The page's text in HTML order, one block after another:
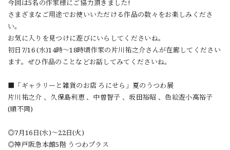
今回は5名の作家様にご協力頂きました!
さまざまなご用途でお使いいただける作品の数々をお楽しみくださ
い。
お気に入りを見つけに遊びにいらしてくださいね。
初日7/16 (水)14時〜18時頃作家の片川祐之介さんが在廊してください
ます。ぜひ作品のことなどお話してみてくださいね。
■「ギャラリーと雑貨のお店 ろにせら」夏のうつわ展
片川祐之介 、久保島利恵 、中曽智子 、坂田裕昭 、色絵遊小高裕子
(順不同)
◎7月16日(水)～22日(火)
◎神戸阪急本館5階 うつわプラス